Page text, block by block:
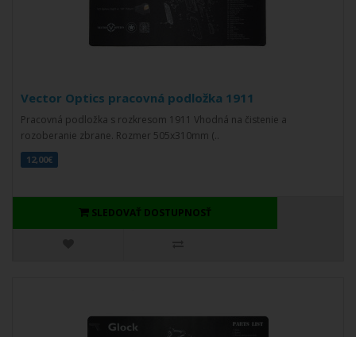
Vector Optics pracovná podložka 1911
Pracovná podložka s rozkresom 1911 Vhodná na čistenie a
rozoberanie zbrane. Rozmer 505x310mm (..
12,00€
SLEDOVAŤ DOSTUPNOSŤ